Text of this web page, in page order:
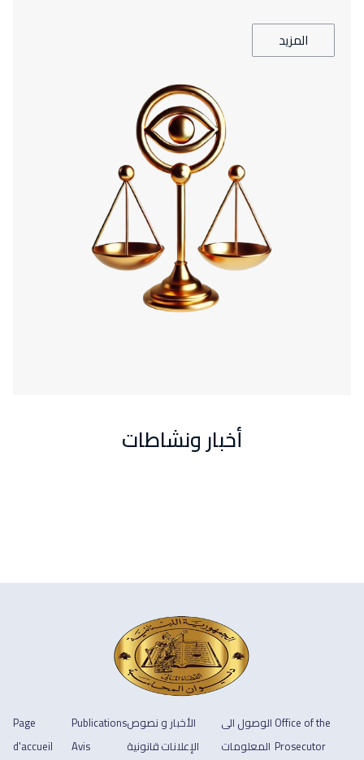
المزيد
أخبار ونشاطات
Page
d'accueil
Publications
Avis
نصوص
قانونية
الأخبار و
الإعلانات
الوصول الى
المعلومات
Office of the
Prosecutor